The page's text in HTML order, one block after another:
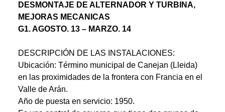
DESMONTAJE DE ALTERNADOR Y TURBINA,
MEJORAS MECANICAS
G1. AGOSTO. 13 – MARZO. 14
DESCRIPCIÓN DE LAS INSTALACIONES:
Ubicación: Término municipal de Canejan (Lleida)
en las proximidades de la frontera con Francia en el
Valle de Arán.
Año de puesta en servicio: 1950.